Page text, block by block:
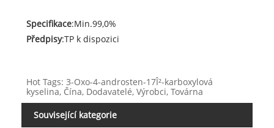
Specifikace:Min.99,0%
Předpisy:TP k dispozici
Hot Tags: 3-Oxo-4-androsten-17Î²-karboxylová
kyselina, Čína, Dodavatelé, Výrobci, Továrna
Související kategorie